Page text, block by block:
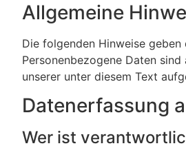
Allgemeine
Die folgenden Hinweise
Personenbezogene Daten
unserer unter diesem Text
Datenerfassung
Wer ist